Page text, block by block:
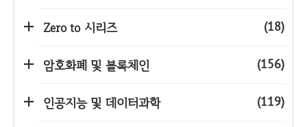
Zero to 시리즈 (18)
암호화폐 및 블록체인 (156)
인공지능 및 데이터과학 (119)